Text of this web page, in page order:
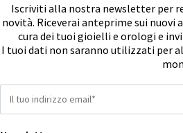
Iscriviti alla nostra newsletter per
novità. Riceverai anteprime sui
cura dei tuoi gioielli e orologi e
I tuoi dati non saranno utilizzati per